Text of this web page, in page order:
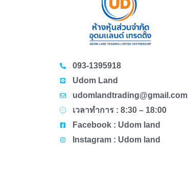
093-1395918
Udom Land
udomlandtrading@gmail.com
เวลาทำการ : 8:30 – 18:00
Facebook : Udom land
Instagram : Udom land